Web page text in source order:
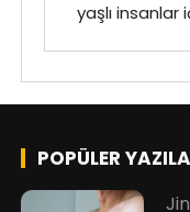
yaşlı insanlar
POPÜLER